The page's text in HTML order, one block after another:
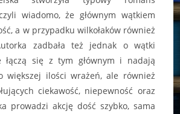
wiadomo, że głównym wątkiem
a w przypadku wilkołaków również
zadbała też jednak o wątki
łączą się z tym głównym i nadają
większej ilości wrażeń, ale również
ciekawość, niepewność oraz
prowadzi akcję dość szybko, sama